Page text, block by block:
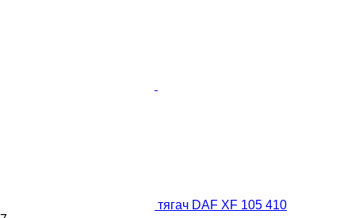
тягач DAF XF 105 410